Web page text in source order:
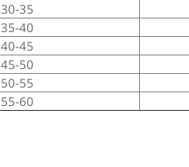
30-35
35-40
40-45
45-50
50-55
55-60